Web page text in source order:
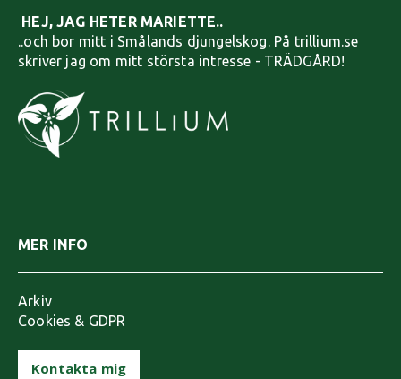
HEJ, JAG HETER MARIETTE..
..och bor mitt i Smålands djungelskog. På trillium.se
skriver jag om mitt största intresse - TRÄDGÅRD!
MER INFO
Arkiv
Cookies & GDPR
Kontakta mig